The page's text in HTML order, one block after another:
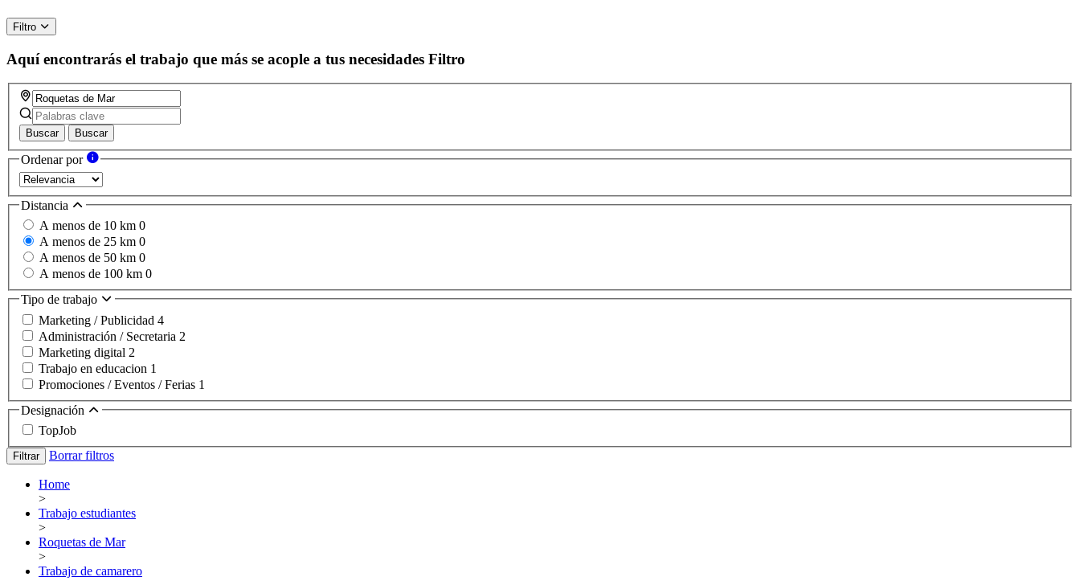
Filtro
Aquí encontrarás el trabajo que más se acople a tus necesidades Filtro
Buscar Buscar
Ordenar por
Distancia
A menos de 10 km 0
A menos de 25 km 0
A menos de 50 km 0
A menos de 100 km 0
Tipo de trabajo
Marketing / Publicidad 4
Administración / Secretaria 2
Marketing digital 2
Trabajo en educacion 1
Promociones / Eventos / Ferias 1
Designación
TopJob
Filtrar Borrar filtros
Home
>
Trabajo estudiantes
>
Roquetas de Mar
>
Trabajo de camarero